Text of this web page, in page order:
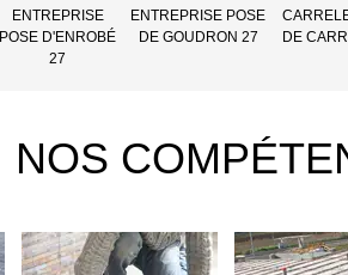
ENTREPRISE
POSE D'ENROBÉ
27
ENTREPRISE POSE
DE GOUDRON 27
DE
NOS